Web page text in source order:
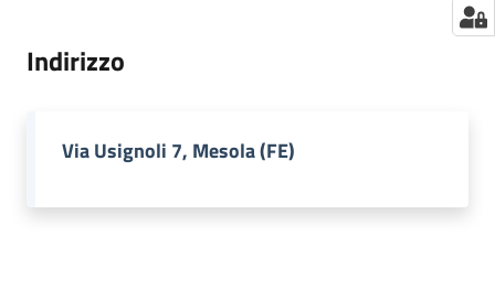
Indirizzo
Via Usignoli 7, Mesola (FE)